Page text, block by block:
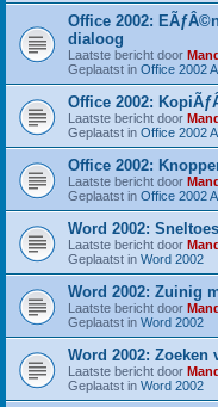
Office 2002:
dialoog
Laatste bericht door
Geplaatst in Office 2002
Office 2002:
Laatste bericht door
Geplaatst in Office 2002
Office 2002:
Laatste bericht door
Geplaatst in Office 2002
Word 2002:
Laatste bericht door
Geplaatst in Word 2002
Word 2002: Zuinig
Laatste bericht door
Geplaatst in Word 2002
Word 2002: Zoeken
Laatste bericht door
Geplaatst in Word 2002